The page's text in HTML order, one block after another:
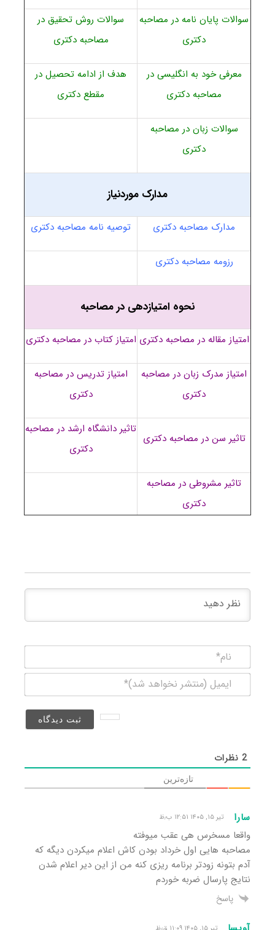
سوالات پایان نامه در مصاحبه
دکتری
سوالات روش تحقیق در
مصاحبه دکتری
معرفی خود به انگلیسی در
مصاحبه دکتری
هدف از ادامه تحصیل در
مقطع دکتری
سوالات زبان در مصاحبه
دکتری
مدارک موردنیاز
مدارک مصاحبه دکتری توصیه نامه مصاحبه دکتری
رزومه مصاحبه دکتری
نحوه امتیازدهی در مصاحبه
امتیاز مقاله در مصاحبه دکتری امتیاز کتاب در مصاحبه دکتری
امتیاز مدرک زبان در مصاحبه
دکتری
امتیاز تدریس در مصاحبه
دکتری
تاثیر سن در مصاحبه دکتری
تاثیر دانشگاه ارشد در مصاحبه
دکتری
تاثیر مشروطی در مصاحبه
دکتری
(منتشر
2نظرات
تازه‌ترین
سارا تیر ۱۵, ۱۴۰۵ ۱۲:۵۱ ب٫ظ
واقعا مسخرس هی عقب میوفته
مصاحبه هایی اول خرداد بودن کاش اعلام میکردن دیگه که
آدم بتونه زودتر برنامه ریزی کنه من از این دیر اعلام شدن
نتایج پارسال ضربه خوردم
پاسخ